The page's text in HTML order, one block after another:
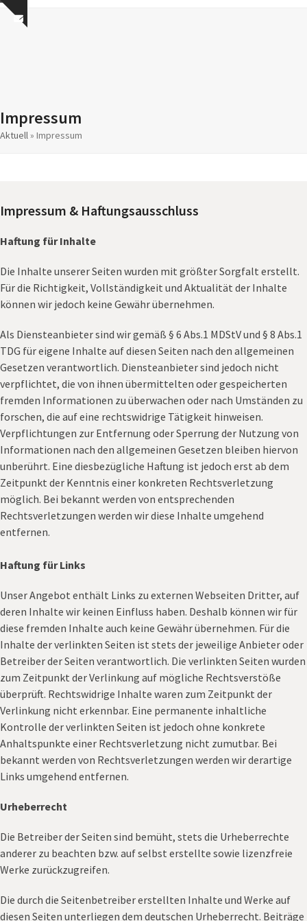
Skip
Show
Open
Close
Impressum
Aktuell » Impressum
Impressum & Haftungsausschluss
Haftung für Inhalte
Die Inhalte unserer Seiten wurden mit größter Sorgfalt erstellt.
Für die Richtigkeit, Vollständigkeit und Aktualität der Inhalte
können wir jedoch keine Gewähr übernehmen.
Als Diensteanbieter sind wir gemäß § 6 Abs.1 MDStV und § 8 Abs.1
TDG für eigene Inhalte auf diesen Seiten nach den allgemeinen
Gesetzen verantwortlich. Diensteanbieter sind jedoch nicht
verpflichtet, die von ihnen übermittelten oder gespeicherten
fremden Informationen zu überwachen oder nach Umständen zu
forschen, die auf eine rechtswidrige Tätigkeit hinweisen.
Verpflichtungen zur Entfernung oder Sperrung der Nutzung von
Informationen nach den allgemeinen Gesetzen bleiben hiervon
unberührt. Eine diesbezügliche Haftung ist jedoch erst ab dem
Zeitpunkt der Kenntnis einer konkreten Rechtsverletzung
möglich. Bei bekannt werden von entsprechenden
Rechtsverletzungen werden wir diese Inhalte umgehend
entfernen.
Haftung für Links
Unser Angebot enthält Links zu externen Webseiten Dritter, auf
deren Inhalte wir keinen Einfluss haben. Deshalb können wir für
diese fremden Inhalte auch keine Gewähr übernehmen. Für die
Inhalte der verlinkten Seiten ist stets der jeweilige Anbieter oder
Betreiber der Seiten verantwortlich. Die verlinkten Seiten wurden
zum Zeitpunkt der Verlinkung auf mögliche Rechtsverstöße
überprüft. Rechtswidrige Inhalte waren zum Zeitpunkt der
Verlinkung nicht erkennbar. Eine permanente inhaltliche
Kontrolle der verlinkten Seiten ist jedoch ohne konkrete
Anhaltspunkte einer Rechtsverletzung nicht zumutbar. Bei
bekannt werden von Rechtsverletzungen werden wir derartige
Links umgehend entfernen.
Urheberrecht
Die Betreiber der Seiten sind bemüht, stets die Urheberrechte
anderer zu beachten bzw. auf selbst erstellte sowie lizenzfreie
Werke zurückzugreifen.
Die durch die Seitenbetreiber erstellten Inhalte und Werke auf
diesen Seiten unterliegen dem deutschen Urheberrecht. Beiträge